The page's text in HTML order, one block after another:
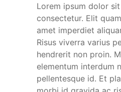
Lorem ipsum dolor
consectetur. Elit
amet imperdiet
Risus viverra varius
hendrerit non proin.
elementum interdum
pellentesque id. Et